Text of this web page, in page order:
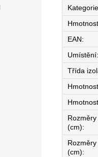
Kategorie
Hmotnost
EAN:
Umístění:
Třída
(cm):
(cm):